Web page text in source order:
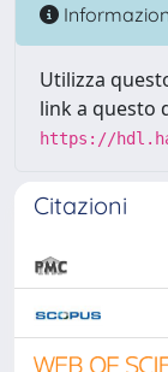
Utilizza
link a questo
https://
Citazioni